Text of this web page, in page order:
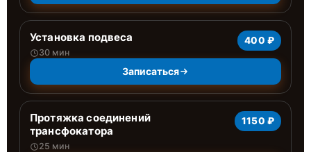
Установка подвеса
30 мин
400 ₽
Записаться
Протяжка соединений
трансфокатора
25 мин
1150 ₽